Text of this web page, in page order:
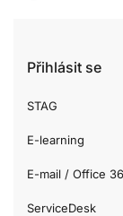
Přihlásit se
STAG
E-learning
E-mail / Office
ServiceDesk